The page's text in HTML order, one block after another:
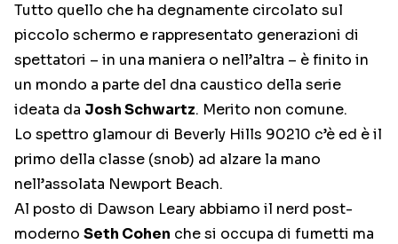
Tutto quello che ha degnamente circolato sul
piccolo schermo e rappresentato generazioni di
spettatori – in una maniera o nell’altra – è finito in
un mondo a parte del dna caustico della serie
ideata da Josh Schwartz. Merito non comune.
Lo spettro glamour di Beverly Hills 90210 c’è ed è il
primo della classe (snob) ad alzare la mano
nell’assolata Newport Beach.
Al posto di Dawson Leary abbiamo il nerd post-
moderno Seth Cohen che si occupa di fumetti ma